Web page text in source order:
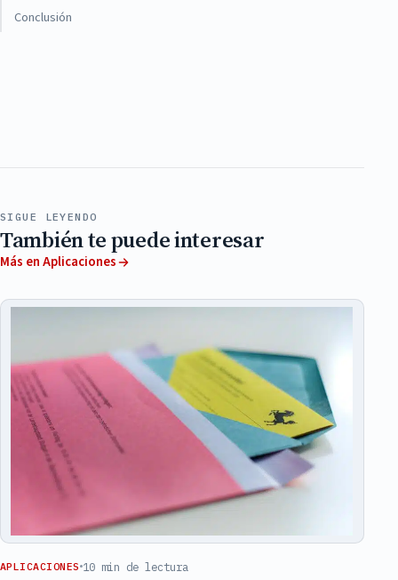
Conclusión
SIGUE LEYENDO
También te puede interesar
Más en Aplicaciones
APLICACIONES 10 min de lectura